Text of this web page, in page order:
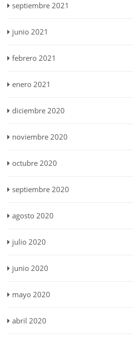
septiembre 2021
junio 2021
febrero 2021
enero 2021
diciembre 2020
noviembre 2020
octubre 2020
septiembre 2020
agosto 2020
julio 2020
junio 2020
mayo 2020
abril 2020